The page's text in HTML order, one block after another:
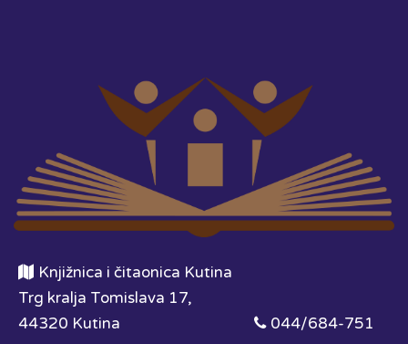
Knjižnica i čitaonica Kutina
Trg kralja Tomislava 17,
44320 Kutina
044/684-751